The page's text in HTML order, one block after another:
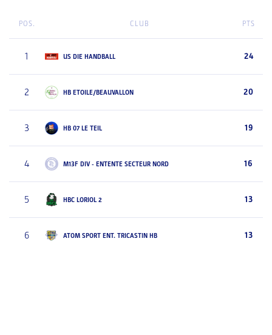
POS. CLUB PTS
1 US DIE HANDBALL 24
2 HB ETOILE/BEAUVALLON 20
3 HB 07 LE TEIL 19
4 M13F DIV - ENTENTE SECTEUR NORD 16
5 HBC LORIOL 2 13
6 ATOM SPORT ENT. TRICASTIN HB 13